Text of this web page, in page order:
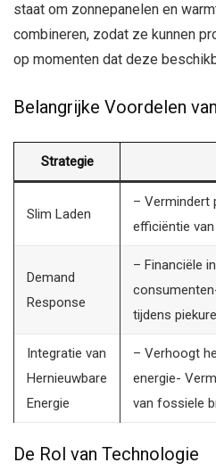
staat om zonnepanelen en
combineren, zodat ze kunnen
op momenten dat deze
Belangrijke Voordelen
Strategie
Slim Laden
– Vermindert
efficiëntie
Demand
Response
– Financiële
tijdens
Integratie van
Hernieuwbare
Energie
– Verhoogt
energie-
van fossiele
De Rol van Technologie